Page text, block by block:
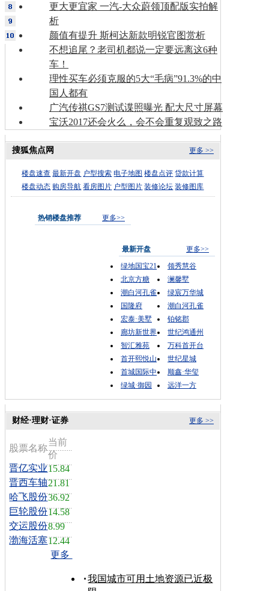
更大更宜家 一汽-大众蔚领顶配版实拍解
析
颜值有提升 斯柯达新款明锐官图赏析
不想追尾？老司机都说一定要远离这6种
车！
理性买车必须克服的5大“毛病”91.3%的中
国人都有
广汽传祺GS7测试谍照曝光 配大尺寸屏幕
宝沃2017还会火么，会不会重复观致之路
更多 >>
搜狐焦点网
楼盘速查 最新开盘 户型搜索 电子地图 楼盘点评 贷款计算
楼盘动态 购房导航 看房图片 户型图片 装修论坛 装修图库
热销楼盘推荐 更多>>
最新开盘
更多>>
绿地国宝21
领秀慧谷
北京方糖
澜馨墅
潮白河孔雀
绿宸万华城
国隆府
潮白河孔雀
宏泰·美墅
铂铭郡
廊坊新世界
世纪鸿通州
智汇雅苑
万科首开台
首开熙悦山
世纪星城
首城国际中
顺鑫·华玺
绿城·御园
远洋一方
更多 >>
财经·理财·证券
股票名称
当前
价
晋亿实业15.84
晋西车轴21.81
哈飞股份36.92
巨轮股份14.58
交运股份8.99
渤海活塞12.44
更多
我国城市可用土地资源已近极